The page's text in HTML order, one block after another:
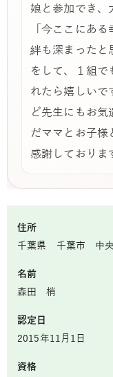
娘と参加でき、
「今ここにあ
絆も深まった
をして、１組で
れたら嬉しい
ど先生にもお
だママとお子様
感謝しておりま
住所
千葉県 千葉市 中
名前
森田 梢
認定日
2015年11月1日
資格